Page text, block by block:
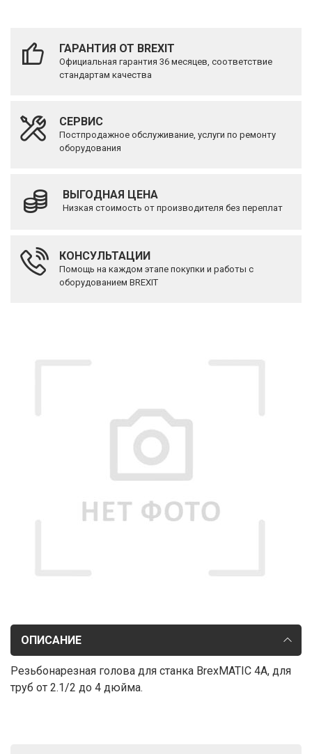
ГАРАНТИЯ ОТ BREXIT
Официальная гарантия 36 месяцев, соответствие
стандартам качества
СЕРВИС
Постпродажное обслуживание, услуги по ремонту
оборудования
ВЫГОДНАЯ ЦЕНА
Низкая стоимость от производителя без переплат
КОНСУЛЬТАЦИИ
Помощь на каждом этапе покупки и работы с
оборудованием BREXIT
ОПИСАНИЕ
Резьбонарезная голова для станка BrexMATIC 4A, для
труб от 2.1/2 до 4 дюйма.